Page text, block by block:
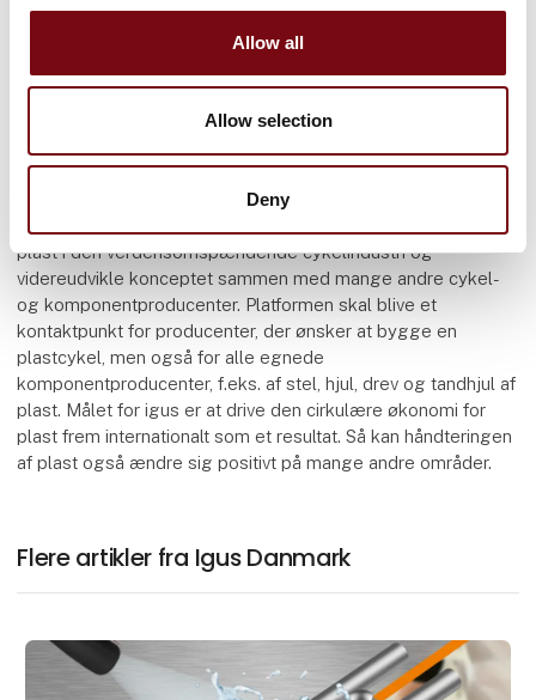
Allow all
Allow selection
Deny
enhver tid se på deres smartphone, hvor mange tusinde
kilometer deres cykel stadig har tilbage.
Knowhow-platform for den globale cykelindustri
Med igus:bike-konceptet arbejder
bevægelsesplastspecialisten dog ikke kun på en
bæredygtig cykel, men også på en platform, der åbner
dørene for yderligere partnerskaber, impulser og
vidensudveksling. igus vil gerne fremme knowhow omkring
plast i den verdensomspændende cykelindustri og
videreudvikle konceptet sammen med mange andre cykel-
og komponentproducenter. Platformen skal blive et
kontaktpunkt for producenter, der ønsker at bygge en
plastcykel, men også for alle egnede
komponentproducenter, f.eks. af stel, hjul, drev og tandhjul af
plast. Målet for igus er at drive den cirkulære økonomi for
plast frem internationalt som et resultat. Så kan håndteringen
af plast også ændre sig positivt på mange andre områder.
Flere artikler fra Igus Danmark